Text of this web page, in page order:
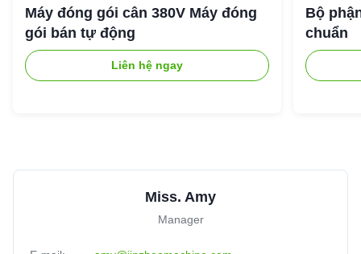
Máy đóng gói cân 380V Máy đóng
gói bán tự động
Liên hệ ngay
Bộ
chuẩn
Miss. Amy
Manager